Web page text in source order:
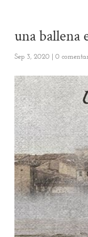
una ballena
Sep 3, 2020 0